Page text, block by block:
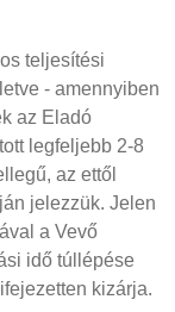
teljesítési
- amennyiben
az Eladó
legfeljebb 2-8
az ettől
jelezzük. Jelen
a Vevő
idő túllépése
kizárja.